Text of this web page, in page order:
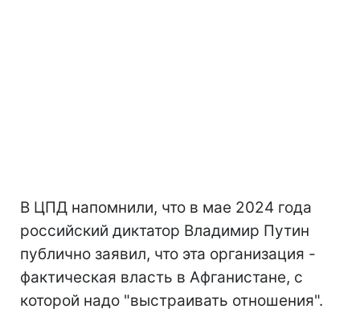
В ЦПД напомнили, что в мае 2024 года
российский диктатор Владимир Путин
публично заявил, что эта организация -
фактическая власть в Афганистане, с
которой надо "выстраивать отношения".